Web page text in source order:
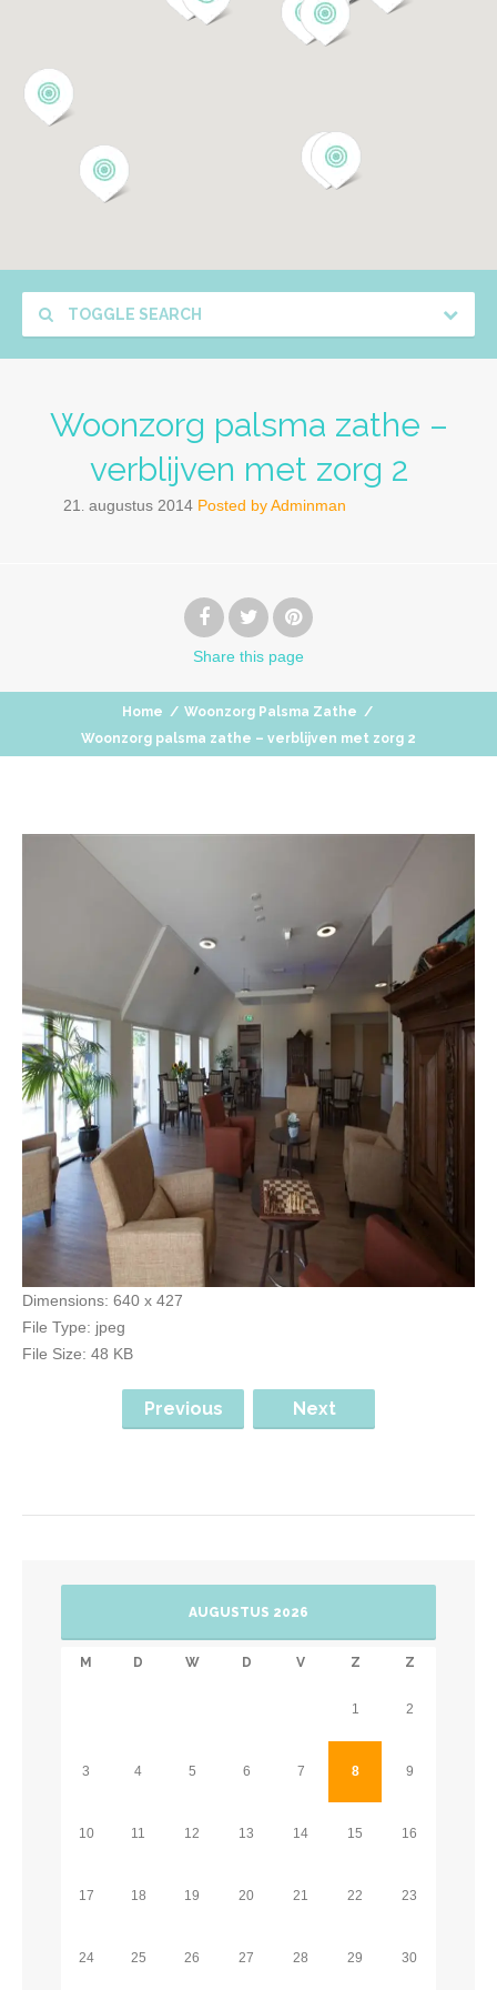
TOGGLE SEARCH
Woonzorg palsma zathe –
verblijven met zorg 2
21 . augustus 2014 Posted byAdminman
Share this page
Home / Woonzorg Palsma Zathe /
Woonzorg palsma zathe – verblijven met zorg 2
Dimensions: 640 x 427
File Type: jpeg
File Size: 48 KB
Previous Next
AUGUSTUS 2026
M D W D V Z Z
1 2
3 4 5 6 7 8 9
10 11 12 13 14 15 16
17 18 19 20 21 22 23
24 25 26 27 28 29 30